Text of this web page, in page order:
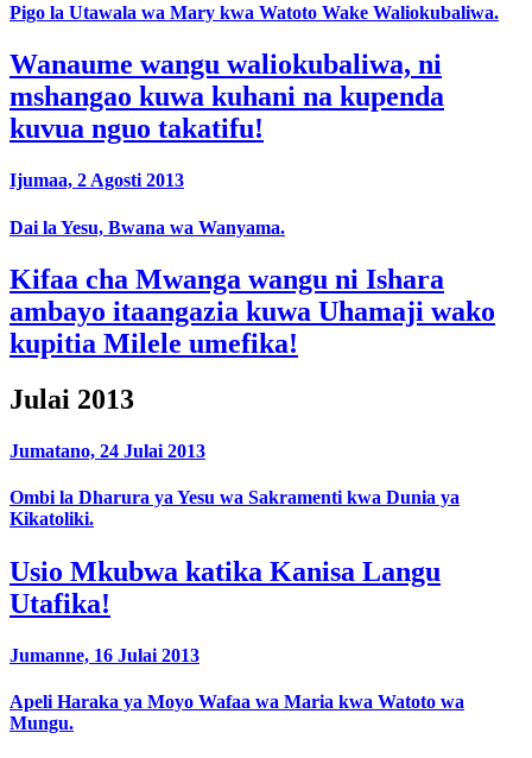
Pigo la Utawala wa Mary kwa Watoto Wake Waliokubaliwa.
Wanaume wangu waliokubaliwa, ni
mshangao kuwa kuhani na kupenda
kuvua nguo takatifu!
Ijumaa, 2 Agosti 2013
Dai la Yesu, Bwana wa Wanyama.
Kifaa cha Mwanga wangu ni Ishara
ambayo itaangazia kuwa Uhamaji wako
kupitia Milele umefika!
Julai 2013
Jumatano, 24 Julai 2013
Ombi la Dharura ya Yesu wa Sakramenti kwa Dunia ya
Kikatoliki.
Usio Mkubwa katika Kanisa Langu
Utafika!
Jumanne, 16 Julai 2013
Apeli Haraka ya Moyo Wafaa wa Maria kwa Watoto wa
Mungu.